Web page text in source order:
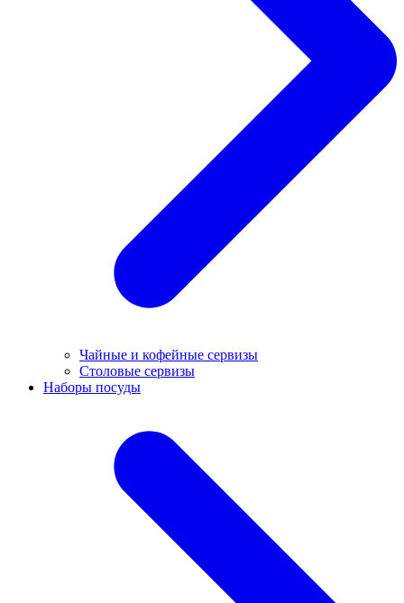
Чайные и кофейные сервизы
Столовые сервизы
Наборы посуды